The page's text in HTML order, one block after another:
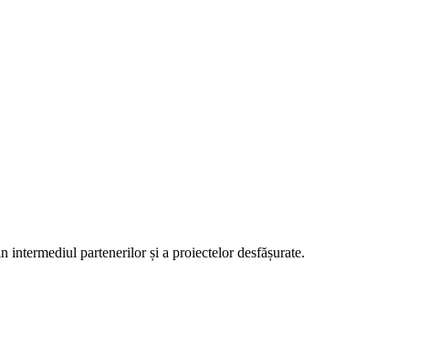
partenerilor și a proiectelor desfășurate.